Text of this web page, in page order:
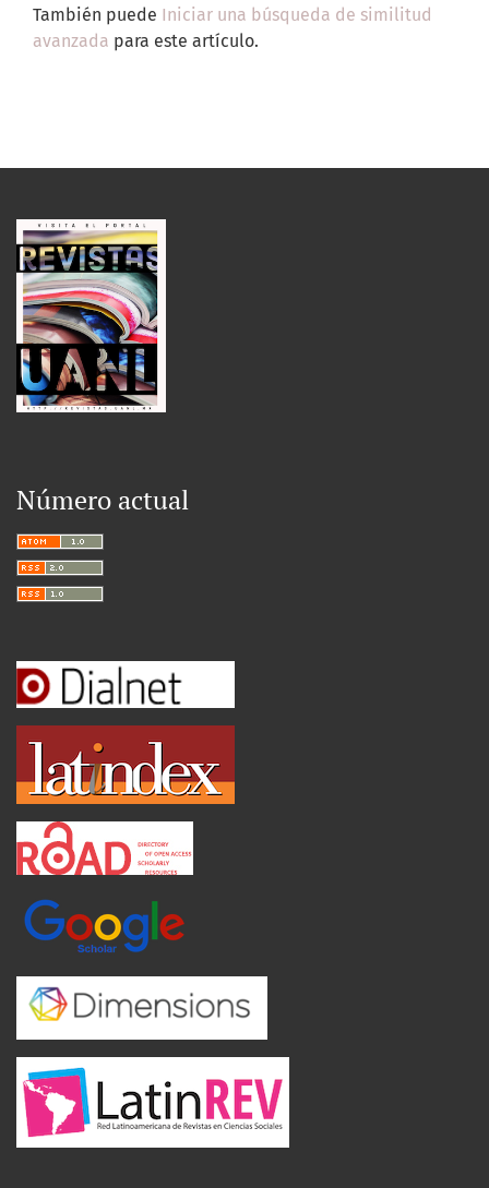
También puede Iniciar una búsqueda de similitud
avanzada para este artículo.
Número actual